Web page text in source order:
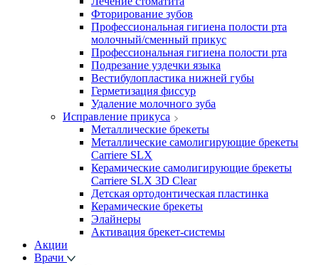
Фторирование зубов
Профессиональная гигиена полости рта
молочный/сменный прикус
Профессиональная гигиена полости рта
Подрезание уздечки языка
Вестибулопластика нижней губы
Герметизация фиссур
Удаление молочного зуба
Исправление прикуса
Металлические брекеты
Металлические самолигирующие брекеты
Carriere SLX
Керамические самолигирующие брекеты
Carriere SLX 3D Clear
Детская ортодонтическая пластинка
Керамические брекеты
Элайнеры
Активация брекет-системы
Акции
Врачи